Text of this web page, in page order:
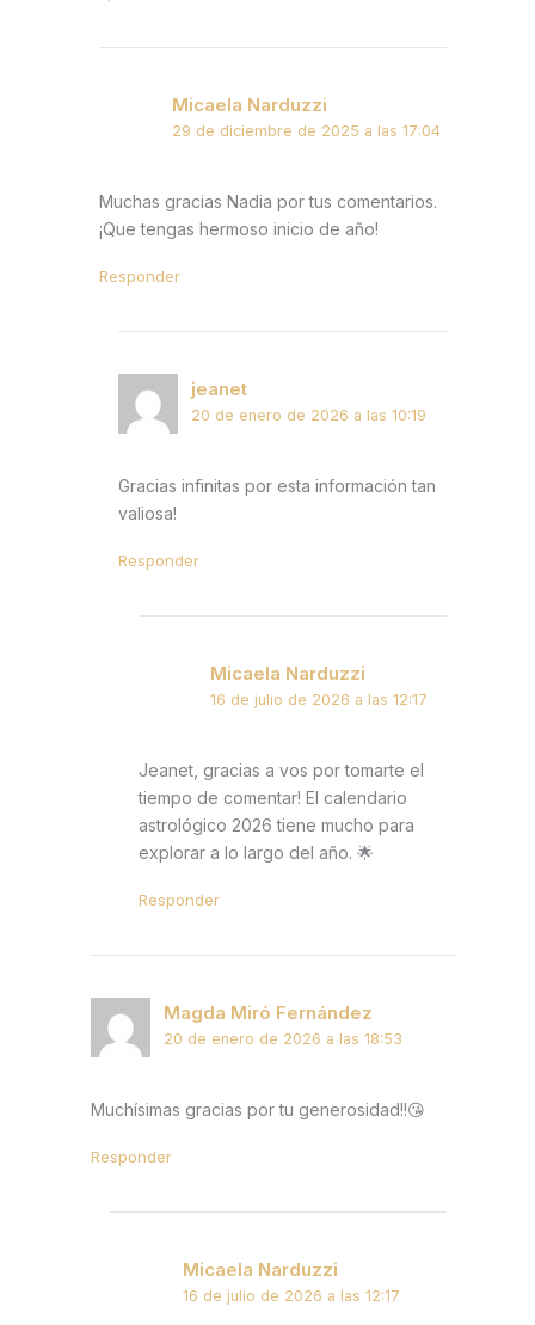
Micaela Narduzzi
29 de diciembre de 2025 a las 17:04
Muchas gracias Nadia por tus comentarios.
¡Que tengas hermoso inicio de año!
Responder
jeanet
20 de enero de 2026 a las 10:19
Gracias infinitas por esta información tan
valiosa!
Responder
Micaela Narduzzi
16 de julio de 2026 a las 12:17
Jeanet, gracias a vos por tomarte el
tiempo de comentar! El calendario
astrológico 2026 tiene mucho para
explorar a lo largo del año. 🌟
Responder
Magda Miró Fernández
20 de enero de 2026 a las 18:53
Muchísimas gracias por tu generosidad!!😘
Responder
Micaela Narduzzi
16 de julio de 2026 a las 12:17